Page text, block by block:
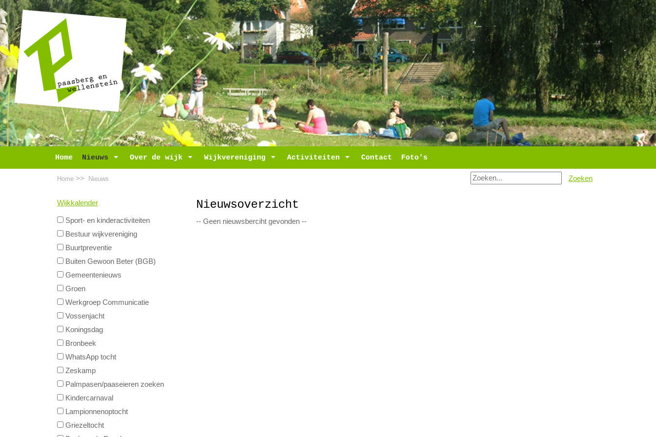
Home Nieuws Toggle Dropdown
Over de wijk Toggle Dropdown
Wijkvereniging Toggle Dropdown
Activiteiten Toggle Dropdown
Contact Foto's
Home >> Nieuws Zoeken
Wijkkalender
Sport- en kinderactiviteiten
Bestuur wijkvereniging
Buurtpreventie
Buiten Gewoon Beter (BGB)
Gemeentenieuws
Groen
Werkgroep Communicatie
Vossenjacht
Koningsdag
Bronbeek
WhatsApp tocht
Zeskamp
Palmpasen/paaseieren zoeken
Kindercarnaval
Lampionnenoptocht
Griezeltocht
Nieuwsoverzicht
-- Geen nieuwsberciht gevonden --